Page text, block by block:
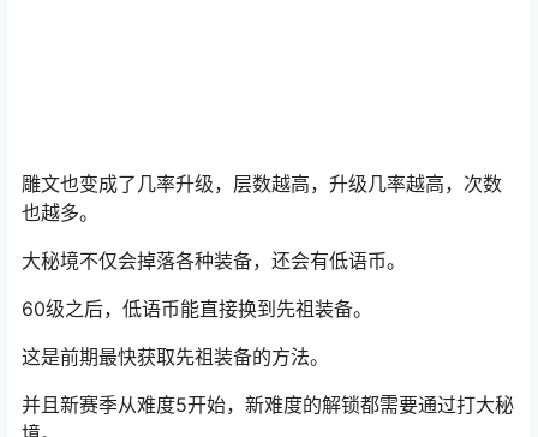
也越多。
大秘境不仅会掉落各种装备，还会有低语币。